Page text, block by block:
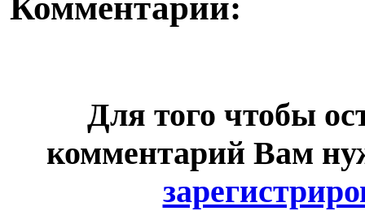
Комментарии:
Для того чтобы
комментарий Вам